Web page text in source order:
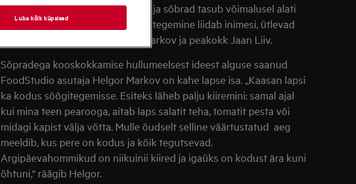
kiiremini ja lõbusamalt. Oma pere ja sõbrad tasub võimalusel alati
endaga kööki kutsuda, sest söögitegemine liidab inimesi, ütlevad
FoodStudio eestvedaja Helgor Markov ja peakokk Jaan Liiv.
Sõpradega kooskokkamise hullumeelsest ideest alguse saanud
FoodStudio asutaja Helgor Markov on kahe lapse isa. „Kaasan lapsi
ka kodus söögitegemisse. Esiteks läheb palju kiiremini: samal ajal
kui mina teen pearooga, aitab laps salatit teha, tomatit pesta või
midagi kapist välja võtta. Mulle õudselt selline väärtustatud aeg
meeldib, kus pere on kodus ja kõik tegutsevad.
Argipäevahommikud on niikuinii kiired ja igaüks on kodust ära kuni
õhtuni,“ räägib Helgor.
Luba kõik küpsised